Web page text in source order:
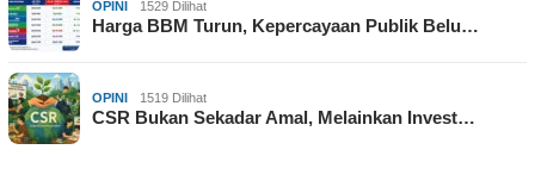
OPINI 1529 Dilihat
Harga BBM Turun, Kepercayaan Publik Belu…
OPINI 1519 Dilihat
CSR Bukan Sekadar Amal, Melainkan Invest…